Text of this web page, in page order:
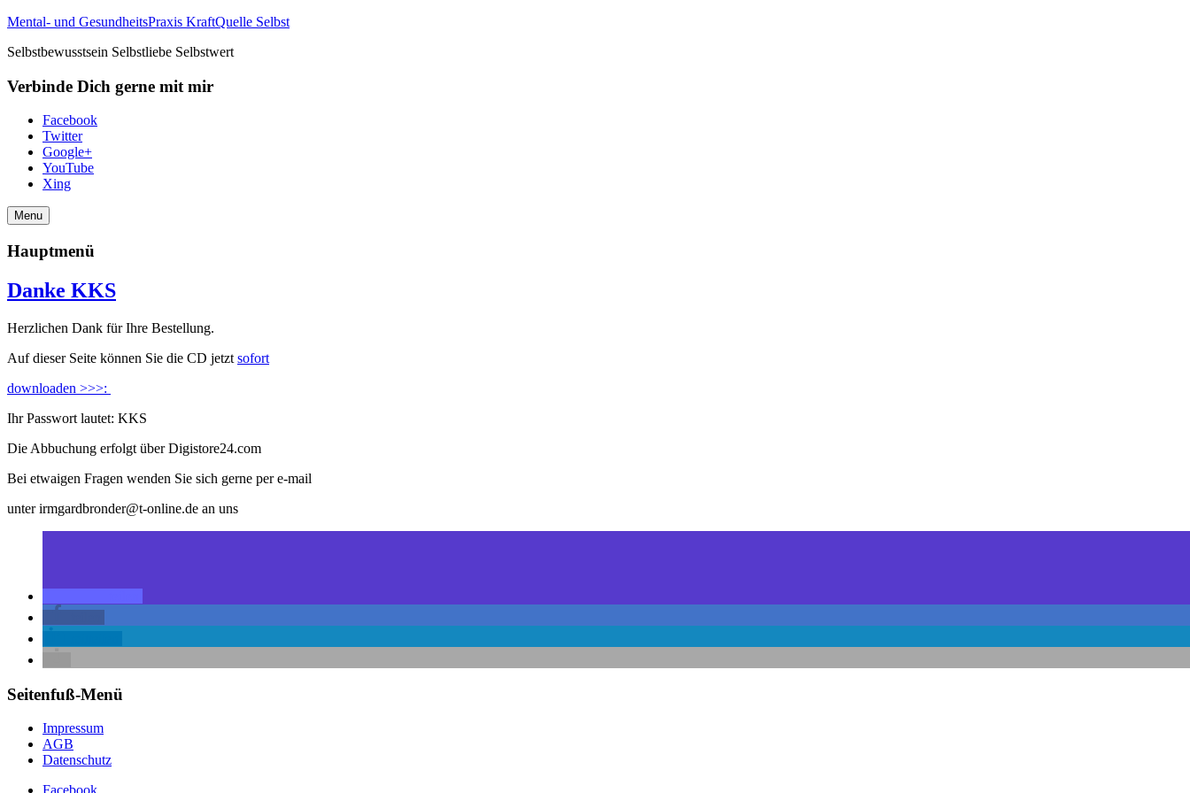
Mental- und GesundheitsPraxis KraftQuelle Selbst
Selbstbewusstsein Selbstliebe Selbstwert
Verbinde Dich gerne mit mir
Facebook
Twitter
Google+
YouTube
Xing
Menu
Hauptmenü
Danke KKS
Herzlichen Dank für Ihre Bestellung.
Auf dieser Seite können Sie die CD jetzt sofort
downloaden >>>:
Ihr Passwort lautet: KKS
Die Abbuchung erfolgt über Digistore24.com
Bei etwaigen Fragen wenden Sie sich gerne per e-mail
unter irmgardbronder@t-online.de an uns
Seitenfuß-Menü
Impressum
AGB
Datenschutz